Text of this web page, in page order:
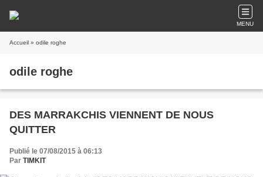
MENU
Accueil » odile roghe
odile roghe
DES MARRAKCHIS VIENNENT DE NOUS
QUITTER
Publié le 07/08/2015 à 06:13
Par TIMKIT